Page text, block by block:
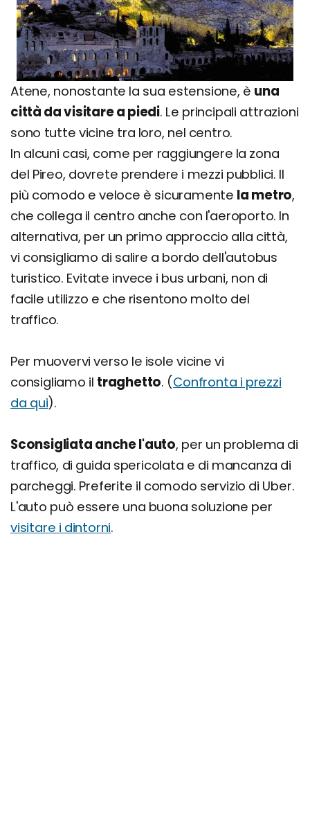
Atene, nonostante la sua estensione, è una
città da visitare a piedi. Le principali attrazioni
sono tutte vicine tra loro, nel centro.
In alcuni casi, come per raggiungere la zona
del Pireo, dovrete prendere i mezzi pubblici. Il
più comodo e veloce è sicuramente la metro,
che collega il centro anche con l'aeroporto. In
alternativa, per un primo approccio alla città,
vi consigliamo di salire a bordo dell'autobus
turistico. Evitate invece i bus urbani, non di
facile utilizzo e che risentono molto del
traffico.
Per muovervi verso le isole vicine vi
consigliamo il traghetto. (Confronta i prezzi
da qui).
Sconsigliata anche l'auto, per un problema di
traffico, di guida spericolata e di mancanza di
parcheggi. Preferite il comodo servizio di Uber.
L'auto può essere una buona soluzione per
visitare i dintorni.